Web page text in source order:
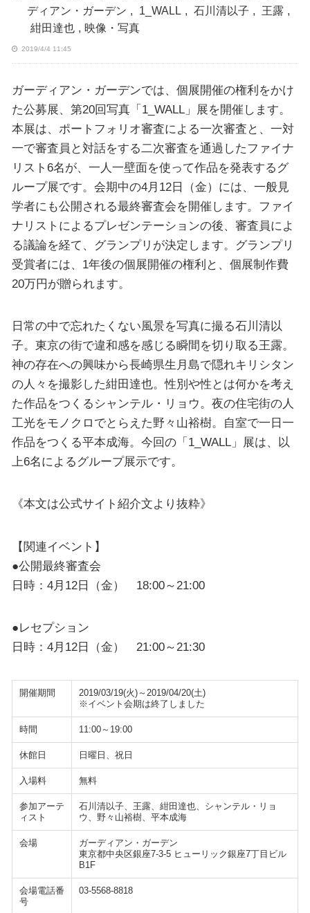
ディアン・ガーデン , 1_WALL , 石川清以子 , 王露 ,
紺田達也 , 映像・写真
2019/4/4 11:45
ガーディアン・ガーデンでは、個展開催の権利をかけ
た公募展、第20回写真「1_WALL」展を開催します。
本展は、ポートフォリオ審査による一次審査と、一対
一で審査員と対話をする二次審査を通過したファイナ
リスト6名が、一人一壁面を使って作品を発表するグ
ループ展です。会期中の4月12日（金）には、一般見
学者にも公開される最終審査会を開催します。ファイ
ナリストによるプレゼンテーションの後、審査員によ
る議論を経て、グランプリが決定します。グランプリ
受賞者には、1年後の個展開催の権利と、個展制作費
20万円が贈られます。
日常の中で忘れたくない風景を写真に撮る石川清以
子。東京の街で違和感を感じる瞬間を切り取る王露。
神の存在への興味から長崎県生月島で隠れキリシタン
の人々を撮影した紺田達也。性別や性とは何かを考え
た作品をつくるシャンテル・リョウ。夜の住宅街の人
工光をモノクロでとらえた野々山裕樹。自室で一日一
作品をつくる平本成海。今回の「1_WALL」展は、以
上6名によるグループ展示です。
《本文は公式サイト紹介文より抜粋》
【関連イベント】
●公開最終審査会
日時：4月12日（金） 18:00～21:00
●レセプション
日時：4月12日（金） 21:00～21:30
開催期間
2019/03/19(火)～2019/04/20(土)
※イベント会期は終了しました
時間 11:00～19:00
休館日 日曜日、祝日
入場料 無料
参加アーテ
ィスト
石川清以子、王露、紺田達也、シャンテル・リョ
ウ、野々山裕樹、平本成海
会場
ガーディアン・ガーデン
東京都中央区銀座7-3-5 ヒューリック銀座7丁目ビル
B1F
会場電話番
号
03-5568-8818